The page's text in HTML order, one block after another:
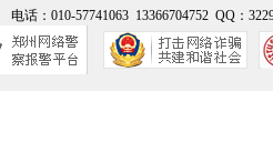
电话：010-57741063 13366704752 QQ：